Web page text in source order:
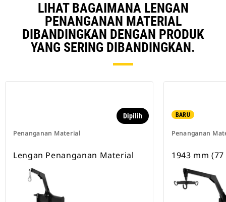
LIHAT BAGAIMANA LENGAN
PENANGANAN MATERIAL
DIBANDINGKAN DENGAN PRODUK
YANG SERING DIBANDINGKAN.
Penanganan Material
Dipilih
Lengan Penanganan Material
BARU
Penanganan
1943 mm